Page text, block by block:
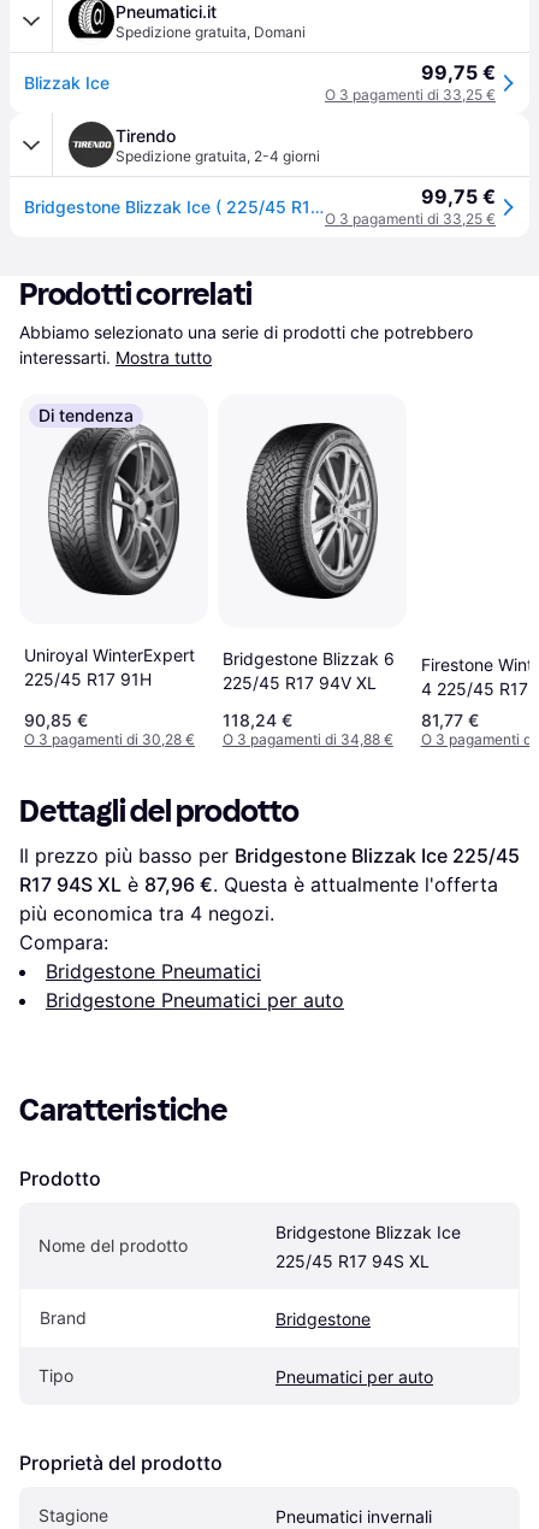
Pneumatici.it
Spedizione gratuita, Domani
Blizzak Ice 99,75 €
O 3 pagamenti di 33,25 €
Tirendo
Spedizione gratuita, 2-4 giorni
Bridgestone Blizzak Ice ( 225/45 R17 94S XL EVc, Nordic compound, con protezione del cerchio (MFS) ) 99,75 €
O 3 pagamenti di 33,25 €
Prodotti correlati
Abbiamo selezionato una serie di prodotti che potrebbero
interessarti. Mostra tutto
Di tendenza
Uniroyal WinterExpert
225/45 R17 91H
90,85 €
O 3 pagamenti di 30,28 €
Bridgestone Blizzak 6
225/45 R17 94V XL
118,24 €
O 3 pagamenti di 34,88 €
Firestone
4 225/45 R17
81,77 €
O 3 pagamenti di
Dettagli del prodotto
Il prezzo più basso per Bridgestone Blizzak Ice 225/45
R17 94S XL è 87,96 €. Questa è attualmente l'offerta
più economica tra 4 negozi.
Compara:
Bridgestone Pneumatici
Bridgestone Pneumatici per auto
Caratteristiche
Prodotto
Nome del prodotto
Bridgestone Blizzak Ice
225/45 R17 94S XL
Brand Bridgestone
Tipo Pneumatici per auto
Proprietà del prodotto
Stagione Pneumatici invernali